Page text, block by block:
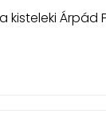
Árpád